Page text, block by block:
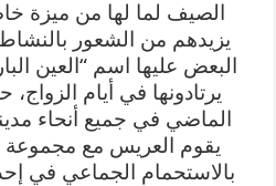
الصيف لما لها من ميزة
يزيدهم من الشعور
البعض عليها اسم “العين
يرتادونها في أيام
الماضي في جميع أنحاء
يقوم العريس مع مجموعة
بالاستحمام الجماعي في